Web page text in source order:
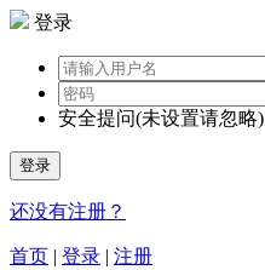
登录
安全提问(未设置请忽略)
登录
还没有注册？
首页 | 登录 | 注册